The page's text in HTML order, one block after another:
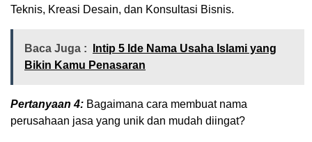
Teknis, Kreasi Desain, dan Konsultasi Bisnis.
Baca Juga :
Intip 5 Ide Nama Usaha Islami yang
Bikin Kamu Penasaran
Pertanyaan 4: Bagaimana cara membuat nama
perusahaan jasa yang unik dan mudah diingat?